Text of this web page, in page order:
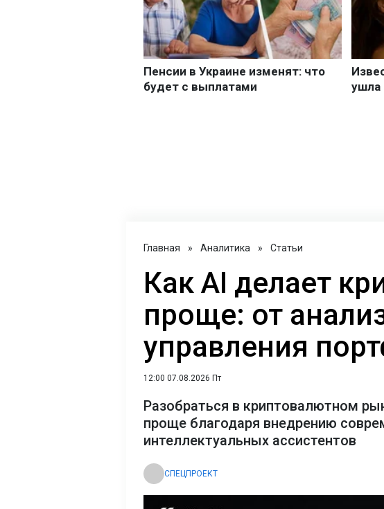
Главная » Аналитика » Статьи
Как AI делает
проще: от
управления
12:00 07.08.2026 Пт
Разобраться в криптовалютном
проще благодаря внедрению
интеллектуальных ассистентов
СПЕЦПРОЕКТ